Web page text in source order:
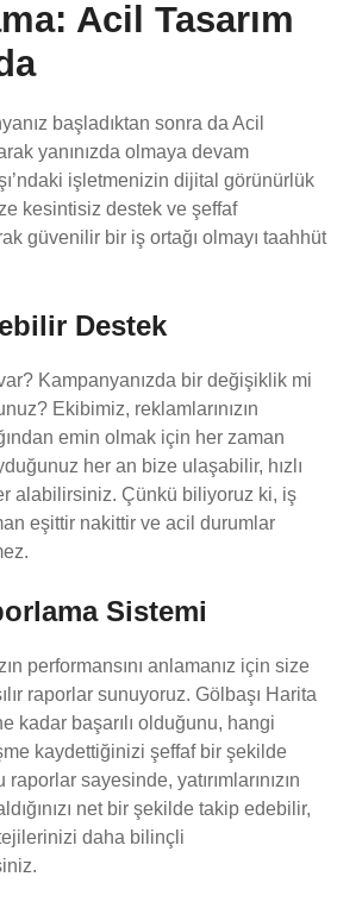
Acil Tasarım
başladıktan sonra da Acil
yanınızda olmaya devam
işletmenizin dijital görünürlük
kesintisiz destek ve şeffaf
güvenilir bir iş ortağı olmayı taahhüt
Destek
Kampanyanızda bir değişiklik mi
Ekibimiz, reklamlarınızın
emin olmak için her zaman
her an bize ulaşabilir, hızlı
alabilirsiniz. Çünkü biliyoruz ki, iş
eşittir nakittir ve acil durumlar
Sistemi
performansını anlamanız için size
raporlar sunuyoruz. Gölbaşı Harita
kadar başarılı olduğunu, hangi
kaydettiğinizi şeffaf bir şekilde
sayesinde, yatırımlarınızın
aldığınızı net bir şekilde takip edebilir,
daha bilinçli